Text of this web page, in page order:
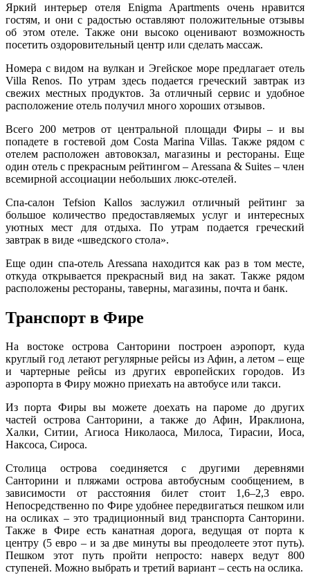
Яркий интерьер отеля Enigma Apartments очень нравится
гостям, и они с радостью оставляют положительные отзывы
об этом отеле. Также они высоко оценивают возможность
посетить оздоровительный центр или сделать массаж.
Номера с видом на вулкан и Эгейское море предлагает отель
Villa Renos. По утрам здесь подается греческий завтрак из
свежих местных продуктов. За отличный сервис и удобное
расположение отель получил много хороших отзывов.
Всего 200 метров от центральной площади Фиры – и вы
попадете в гостевой дом Costa Marina Villas. Также рядом с
отелем расположен автовокзал, магазины и рестораны. Еще
один отель с прекрасным рейтингом – Αressana & Suites – член
всемирной ассоциации небольших люкс-отелей.
Спа-салон Tefsion Kallos заслужил отличный рейтинг за
большое количество предоставляемых услуг и интересных
уютных мест для отдыха. По утрам подается греческий
завтрак в виде «шведского стола».
Еще один спа-отель Aressana находится как раз в том месте,
откуда открывается прекрасный вид на закат. Также рядом
расположены рестораны, таверны, магазины, почта и банк.
Транспорт в Фире
На востоке острова Санторини построен аэропорт, куда
круглый год летают регулярные рейсы из Афин, а летом – еще
и чартерные рейсы из других европейских городов. Из
аэропорта в Фиру можно приехать на автобусе или такси.
Из порта Фиры вы можете доехать на пароме до других
частей острова Санторини, а также до Афин, Ираклиона,
Халки, Ситии, Агиоса Николаоса, Милоса, Тирасии, Иоса,
Наксоса, Сироса.
Столица острова соединяется с другими деревнями
Санторини и пляжами острова автобусным сообщением, в
зависимости от расстояния билет стоит 1,6–2,3 евро.
Непосредственно по Фире удобнее передвигаться пешком или
на осликах – это традиционный вид транспорта Санторини.
Также в Фире есть канатная дорога, ведущая от порта к
центру (5 евро – и за две минуты вы преодолеете этот путь).
Пешком этот путь пройти непросто: наверх ведут 800
ступеней. Можно выбрать и третий вариант – сесть на ослика.